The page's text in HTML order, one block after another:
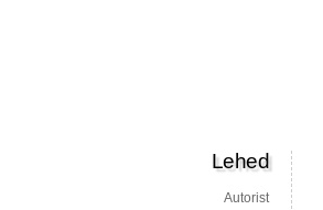
Lehed
Autorist